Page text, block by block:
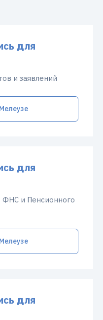
для
и заявлений
для
ФНС и Пенсионного
для